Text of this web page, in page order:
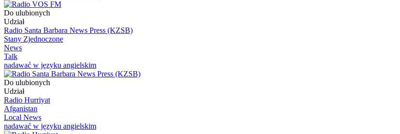
Do ulubionych
Udział
Radio Santa Barbara News Press (KZSB)
Stany Zjednoczone
News
Talk
nadawać w języku angielskim
Do ulubionych
Udział
Radio Hurriyat
Afganistan
Local News
nadawać w języku angielskim